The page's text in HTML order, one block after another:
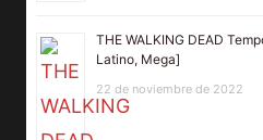
THE WALKING DEAD
Latino, Mega]
22 de noviembre de 2022